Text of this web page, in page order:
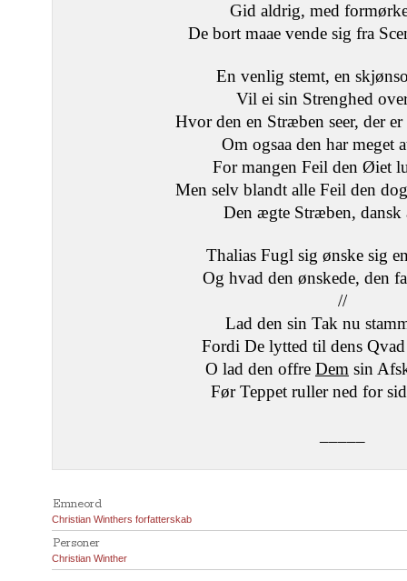
Gid aldrig, med
De bort maae vende sig fra
En venlig stemt, en
Vil ei sin Strenghed
Hvor den en Stræben seer, der
Om ogsaa den har meget
For mangen Feil den Øiet
Men selv blandt alle Feil den
Den ægte Stræben, dansk
Thalias Fugl sig ønske sig
Og hvad den ønskede, den
//
Lad den sin Tak nu
Fordi De lytted til dens
O lad den offre Dem sin
Før Teppet ruller ned for
Emneord
Christian Winthers forfatterskab
Personer
Christian Winther